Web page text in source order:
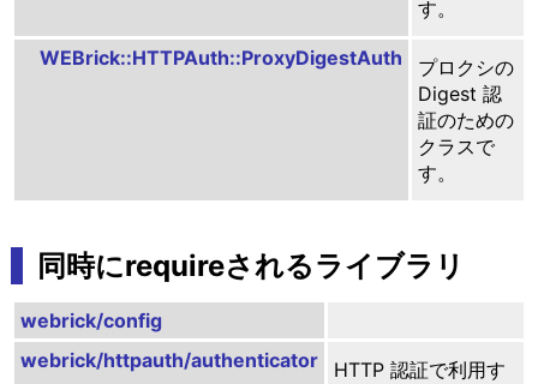
す。
WEBrick::HTTPAuth::ProxyDigestAuth
プロクシの
Digest 認
証のための
クラスで
す。
同時にrequireされるライブラリ
webrick/config
webrick/httpauth/authenticator
HTTP 認証で利用す